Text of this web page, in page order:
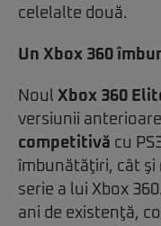
celelalte două.
Un Xbox 360
Noul Xbox 360
versiunii
competitivă cu
îmbunătăţiri, cât şi
serie a lui Xbox
ani de existenţă,